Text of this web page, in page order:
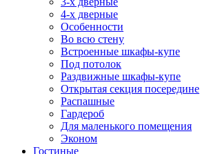
4-х дверные
Особенности
Во всю стену
Встроенные шкафы-купе
Под потолок
Раздвижные шкафы-купе
Открытая секция посередине
Распашные
Гардероб
Для маленького помещения
Эконом
Гостиные